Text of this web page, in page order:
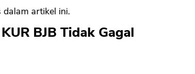
artikel ini.
BJB Tidak Gagal